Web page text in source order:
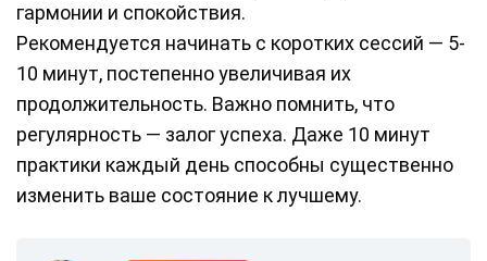
гармонии и спокойствия.
Рекомендуется начинать с коротких сессий — 5-
10 минут, постепенно увеличивая их
продолжительность. Важно помнить, что
регулярность — залог успеха. Даже 10 минут
практики каждый день способны существенно
изменить ваше состояние к лучшему.